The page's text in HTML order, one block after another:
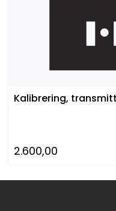
Kalibrering,
2.600,00